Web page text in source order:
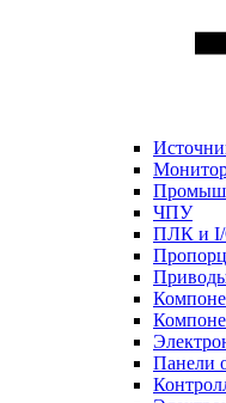
ЧПУ
ПЛК и I/
Панели